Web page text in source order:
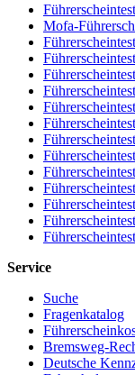
Mofa-
Service
Suche
Fragenkatalog
Bremsweg-
Deutsche